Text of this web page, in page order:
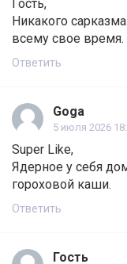
Гость,
Никакого
всему свое время.
Ответить
Goga
5 июля 2026
Super Like,
Ядерное у себя
гороховой каши.
Ответить
Гость